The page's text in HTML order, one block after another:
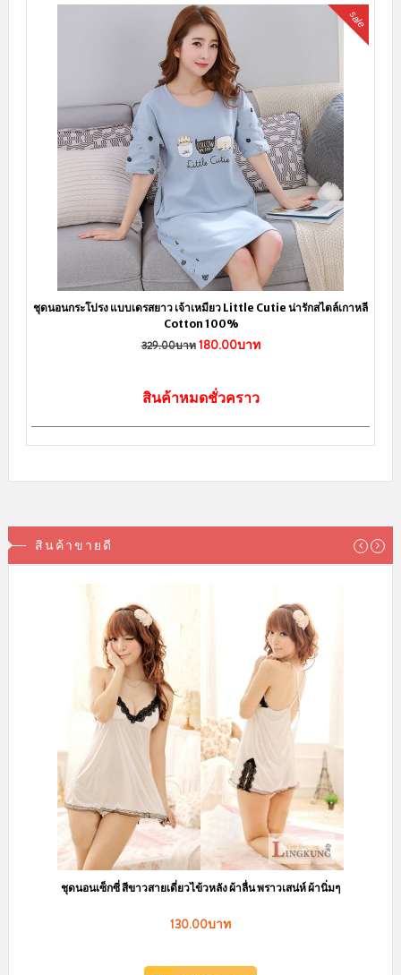
sale
ชุดนอนกระโปรง แบบเดรสยาว เจ้าเหมียว Little Cutie น่ารักสไตล์เกาหลี
Cotton 100%
329.00บาท 180.00บาท
สินค้าหมดชั่วคราว
สินค้าขายดี
ชุดนอนเซ็กซี่ สีขาวสายเดี่ยวไข้วหลัง ผ้าลื่น พราวเสน่ห์ ผ้านิ่มๆ
130.00บาท